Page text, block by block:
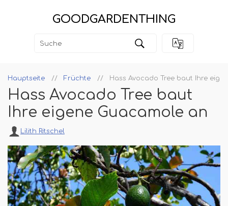
GOODGARDENTHING
Hauptseite Früchte Hass Avocado Tree baut Ihre
Hass Avocado Tree baut
Ihre eigene Guacamole an
Lilith Ritschel